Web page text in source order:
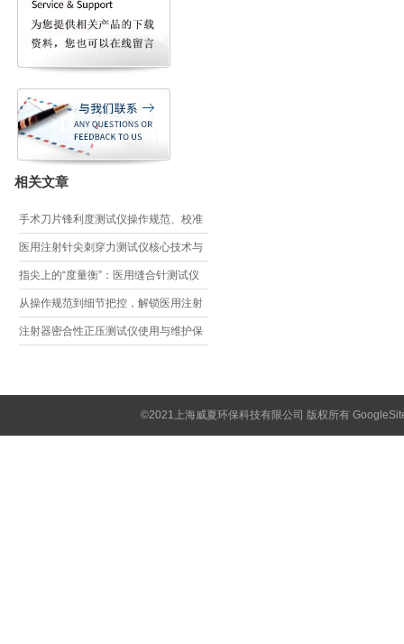
相关文章
手术刀片锋利度测试仪操作规范、校准
方法与常见误差来源一文搞定
医用注射针尖刺穿力测试仪核心技术与
应用价值解析
指尖上的“度量衡”：医用缝合针测试仪
如何守护手术安全
从操作规范到细节把控，解锁医用注射
针测试仪避坑指南
注射器密合性正压测试仪使用与维护保
©2021上海威夏环保科技有限公司 版权所有